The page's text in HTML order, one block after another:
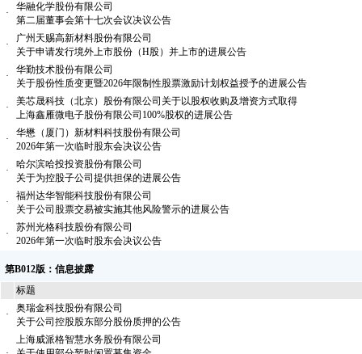
·
华融化学股份有限公司
第二届董事会第十七次会议决议公告
·
广州天赐高新材料股份有限公司
关于申请发行境外上市股份（H股）并上市的进展公告
·
华勤技术股份有限公司
关于股份性质变更暨2026年限制性股票激励计划权益授予的进展公告
·
美芯晟科技（北京）股份有限公司关于以股权收购及增资方式取得
上海鑫雁微电子股份有限公司100%股权的进展公告
·
华懋（厦门）新材料科技股份有限公司
2026年第一次临时股东会决议公告
·
哈尔滨哈投投资股份有限公司
关于为控股子公司提供担保的进展公告
·
福州达华智能科技股份有限公司
关于公司股票交易被实施其他风险警示的进展公告
·
苏州光格科技股份有限公司
2026年第一次临时股东会决议公告
第B012版：信息披露
标题
·
奥瑞金科技股份有限公司
关于公司控股股东部分股份质押的公告
上海威派格智慧水务股份有限公司